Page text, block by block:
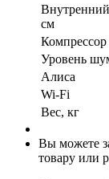
см
Компрессор
Уровень
Алиса
Wi-Fi
Вес, кг
Вы можете
товару или